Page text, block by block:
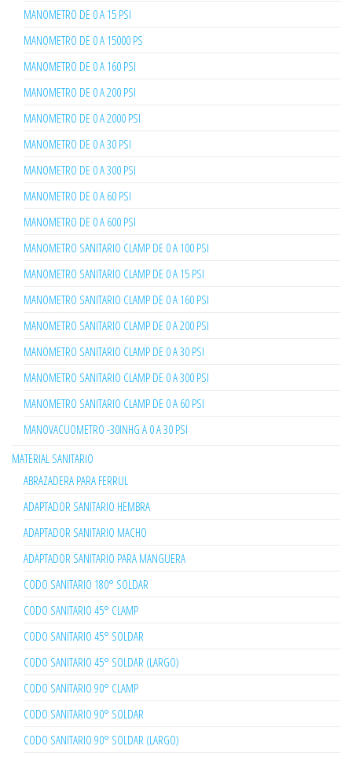
MANOMETRO DE 0 A 15 PSI
MANOMETRO DE 0 A 15000 PS
MANOMETRO DE 0 A 160 PSI
MANOMETRO DE 0 A 200 PSI
MANOMETRO DE 0 A 2000 PSI
MANOMETRO DE 0 A 30 PSI
MANOMETRO DE 0 A 300 PSI
MANOMETRO DE 0 A 60 PSI
MANOMETRO DE 0 A 600 PSI
MANOMETRO SANITARIO CLAMP DE 0 A 100 PSI
MANOMETRO SANITARIO CLAMP DE 0 A 15 PSI
MANOMETRO SANITARIO CLAMP DE 0 A 160 PSI
MANOMETRO SANITARIO CLAMP DE 0 A 200 PSI
MANOMETRO SANITARIO CLAMP DE 0 A 30 PSI
MANOMETRO SANITARIO CLAMP DE 0 A 300 PSI
MANOMETRO SANITARIO CLAMP DE 0 A 60 PSI
MANOVACUOMETRO -30INHG A 0 A 30 PSI
MATERIAL SANITARIO
ABRAZADERA PARA FERRUL
ADAPTADOR SANITARIO HEMBRA
ADAPTADOR SANITARIO MACHO
ADAPTADOR SANITARIO PARA MANGUERA
CODO SANITARIO 180° SOLDAR
CODO SANITARIO 45° CLAMP
CODO SANITARIO 45° SOLDAR
CODO SANITARIO 45° SOLDAR (LARGO)
CODO SANITARIO 90° CLAMP
CODO SANITARIO 90° SOLDAR
CODO SANITARIO 90° SOLDAR (LARGO)